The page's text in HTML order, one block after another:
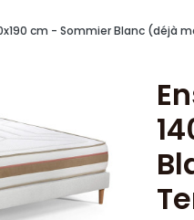
cm - Sommier Blanc (déjà